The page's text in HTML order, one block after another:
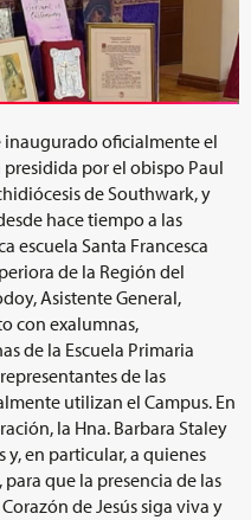
inaugurado oficialmente el
presidida por el obispo Paul
de Southwark, y
hace tiempo a las
escuela Santa Francesca
de la Región del
Asistente General,
con exalumnas,
de la Escuela Primaria
de las
utilizan el Campus. En
la Hna. Barbara Staley
en particular, a quienes
que la presencia de las
de Jesús siga viva y